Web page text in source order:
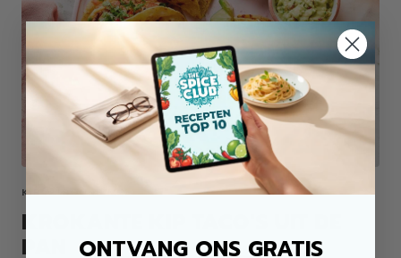
KIP ALLROUND MIX
KROKANTE KIP TACO'S UIT DE
PAN
ONTVANG ONS GRATIS